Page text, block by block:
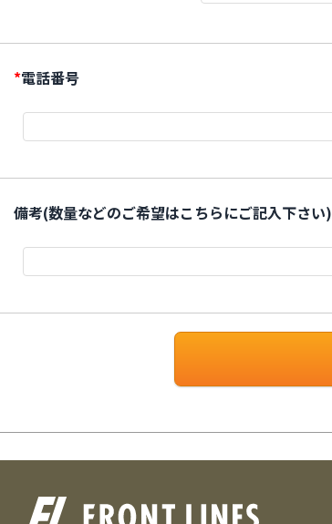
*電話番号
備考(数量などのご希望はこちらにご記入下さい)